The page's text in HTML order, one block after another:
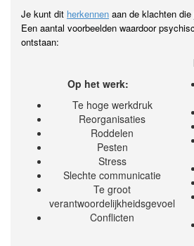
Je kunt dit herkennen aan de klachten
Een aantal voorbeelden waardoor
ontstaan:
Op het werk:
Te hoge werkdruk
Reorganisaties
Roddelen
Pesten
Stress
Slechte communicatie
Te groot
verantwoordelijkheidsgevoel
Conflicten